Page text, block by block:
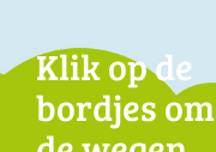
Klik op de
bordjes om